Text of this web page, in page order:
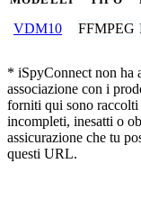
VDM10 FFMPEG
* iSpyConnect non ha
associazione con i
forniti qui sono raccolti
incompleti, inesatti o
assicurazione che tu
questi URL.